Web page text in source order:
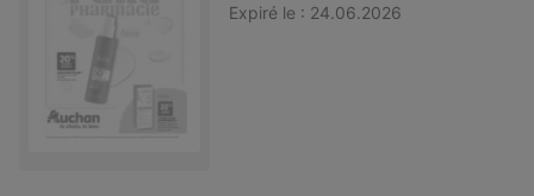
Expiré le : 24.06.2026